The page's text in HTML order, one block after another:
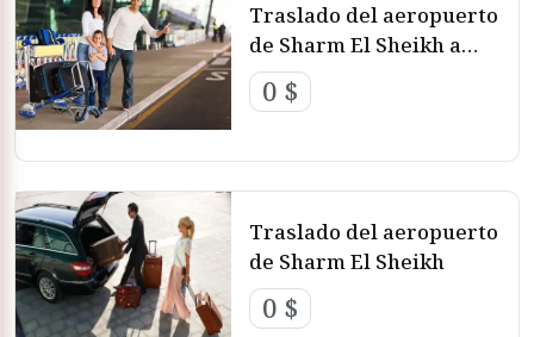
Traslado del aeropuerto
de Sharm El Sheikh a
Dahab
0 $
Traslado del aeropuerto
de Sharm El Sheikh
0 $